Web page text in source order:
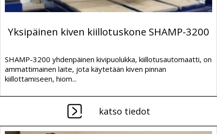
Yksipäinen kiven kiillotuskone SHAMP-3200
SHAMP-3200 yhdenpäinen kivipuolukka, kiillotusautomaatti, on
ammattimainen laite, jota käytetään kiven pinnan
kiillottamiseen, hiom...
katso tiedot